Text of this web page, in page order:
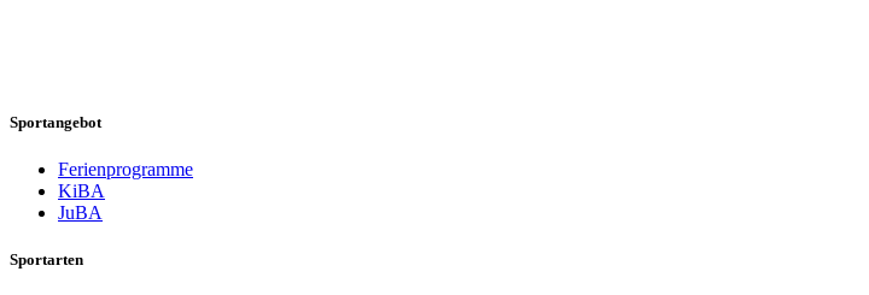
Sportangebot
Ferienprogramme
KiBA
JuBA
Sportarten